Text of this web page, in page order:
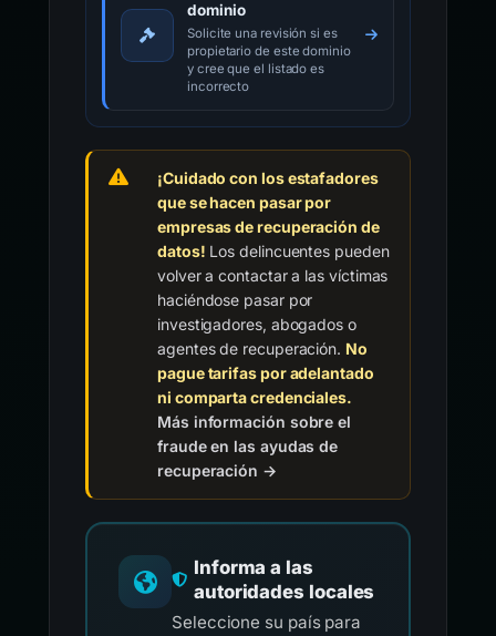
dominio
Solicite una revisión si es
propietario de este dominio
y cree que el listado es
incorrecto
¡Cuidado con los estafadores
que se hacen pasar por
empresas de recuperación de
datos! Los delincuentes pueden
volver a contactar a las víctimas
haciéndose pasar por
investigadores, abogados o
agentes de recuperación. No
pague tarifas por adelantado
ni comparta credenciales.
Más información sobre el
fraude en las ayudas de
recuperación →
Informa a las
autoridades locales
Seleccione su país para